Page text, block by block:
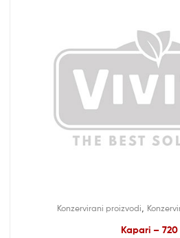
Konzervirani proizvodi
Kapari – 720